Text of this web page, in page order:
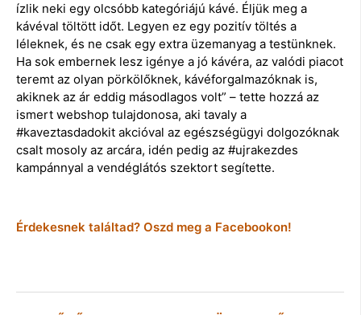
ízlik neki egy olcsóbb kategóriájú kávé. Éljük meg a
kávéval töltött időt. Legyen ez egy pozitív töltés a
léleknek, és ne csak egy extra üzemanyag a testünknek.
Ha sok embernek lesz igénye a jó kávéra, az valódi piacot
teremt az olyan pörkölőknek, kávéforgalmazóknak is,
akiknek az ár eddig másodlagos volt” – tette hozzá az
ismert webshop tulajdonosa, aki tavaly a
#kaveztasdadokit akcióval az egészségügyi dolgozóknak
csalt mosoly az arcára, idén pedig az #ujrakezdes
kampánnyal a vendéglátós szektort segítette.
Érdekesnek találtad? Oszd meg a Facebookon!